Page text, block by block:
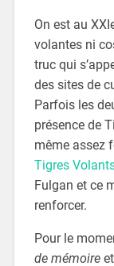
On est au
volantes ni
truc qui
des sites de
Parfois les
présence de
même assez
Tigres
Fulgan et ce
renforcer.
Pour le
de mémoireet